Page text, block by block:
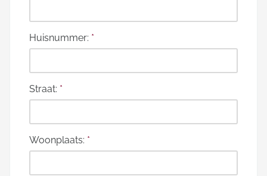
Huisnummer: *
Straat: *
Woonplaats: *